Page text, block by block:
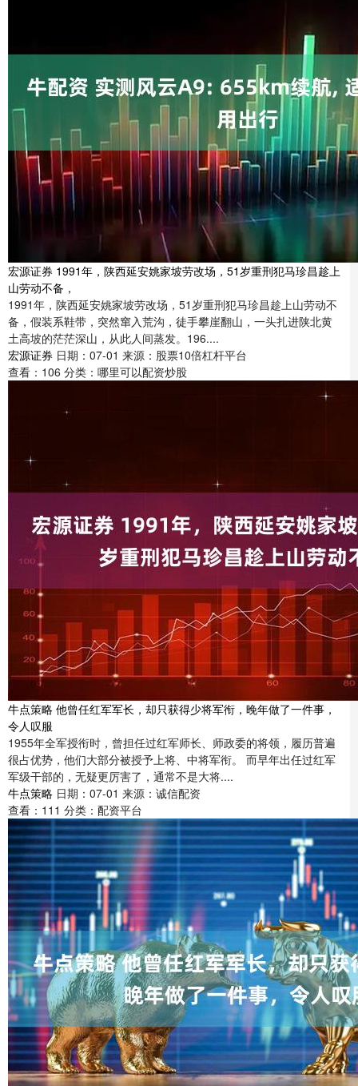
宏源证券 1991年，陕西延安姚家坡劳改场，51岁重刑犯马珍昌趁上
山劳动不备，
1991年，陕西延安姚家坡劳改场，51岁重刑犯马珍昌趁上山劳动不
备，假装系鞋带，突然窜入荒沟，徒手攀崖翻山，一头扎进陕北黄
土高坡的茫茫深山，从此人间蒸发。196....
宏源证券 日期：07-01 来源：股票10倍杠杆平台
查看： 106 分类： 哪里可以配资炒股
牛点策略 他曾任红军军长，却只获得少将军衔，晚年做了一件事，
令人叹服
1955年全军授衔时，曾担任过红军师长、师政委的将领，履历普遍
很占优势，他们大部分被授予上将、中将军衔。 而早年出任过红军
军级干部的，无疑更厉害了，通常不是大将....
牛点策略 日期：07-01 来源：诚信配资
查看： 111 分类： 配资平台